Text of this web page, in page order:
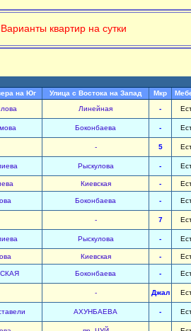
Варианты квартир на сутки
на Юг Улица с Востока на Запад Мкр
Линейная -
Боконбаева -
- 5
Рыскулова -
Киевская -
Боконбаева -
- 7
Рыскулова -
Киевская -
Боконбаева -
- Джал
АХУНБАЕВА -